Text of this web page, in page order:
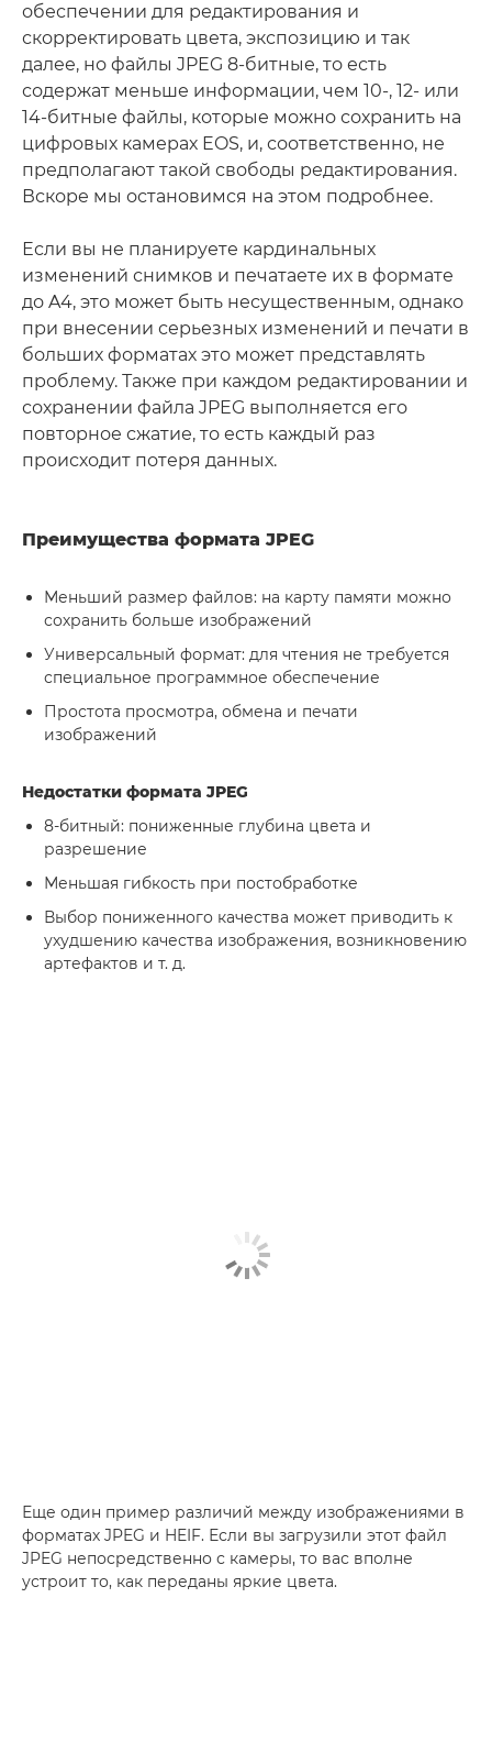
обеспечении для редактирования и
скорректировать цвета, экспозицию и так
далее, но файлы JPEG 8-битные, то есть
содержат меньше информации, чем 10-, 12- или
14-битные файлы, которые можно сохранить на
цифровых камерах EOS, и, соответственно, не
предполагают такой свободы редактирования.
Вскоре мы остановимся на этом подробнее.
Если вы не планируете кардинальных
изменений снимков и печатаете их в формате
до A4, это может быть несущественным, однако
при внесении серьезных изменений и печати в
больших форматах это может представлять
проблему. Также при каждом редактировании и
сохранении файла JPEG выполняется его
повторное сжатие, то есть каждый раз
происходит потеря данных.
Преимущества формата JPEG
Меньший размер файлов: на карту памяти можно
сохранить больше изображений
Универсальный формат: для чтения не требуется
специальное программное обеспечение
Простота просмотра, обмена и печати
изображений
Недостатки формата JPEG
8-битный: пониженные глубина цвета и
разрешение
Меньшая гибкость при постобработке
Выбор пониженного качества может приводить к
ухудшению качества изображения, возникновению
артефактов и т. д.
Еще один пример различий между изображениями в
форматах JPEG и HEIF. Если вы загрузили этот файл
JPEG непосредственно с камеры, то вас вполне
устроит то, как переданы яркие цвета.